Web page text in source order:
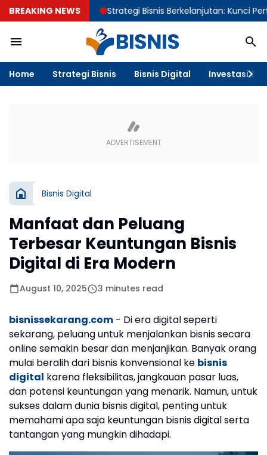
BREAKING NEWSStrategi Bisnis Berkelanjutan: Kunci
Home Strategi Bisnis Bisnis Digital Investasi &
Bisnis Digital
Manfaat dan Peluang
Terbesar Keuntungan Bisnis
Digital di Era Modern
August 10, 2025 3 minutes read
bisnissekarang.com - Di era digital seperti
sekarang, peluang untuk menjalankan bisnis secara
online semakin besar dan menjanjikan. Banyak orang
mulai beralih dari bisnis konvensional ke bisnis
digital karena fleksibilitas, jangkauan pasar luas,
dan potensi keuntungan yang menarik. Namun, untuk
sukses dalam dunia bisnis digital, penting untuk
memahami apa saja keuntungan bisnis digital serta
tantangan yang mungkin dihadapi.